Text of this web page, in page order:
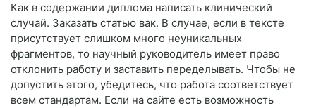
Как в содержании диплома написать клинический
случай. Заказать статью вак. В случае, если в тексте
присутствует слишком много неуникальных
фрагментов, то научный руководитель имеет право
отклонить работу и заставить переделывать. Чтобы не
допустить этого, убедитесь, что работа соответствует
всем стандартам. Если на сайте есть возможность